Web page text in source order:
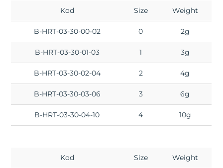
Kod Size Weight
B-HRT-03-30-00-02 0 2g
B-HRT-03-30-01-03 1 3g
B-HRT-03-30-02-04 2 4g
B-HRT-03-30-03-06 3 6g
B-HRT-03-30-04-10 4 10g
Kod Size Weight